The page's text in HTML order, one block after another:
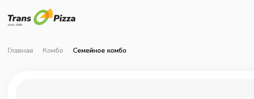
Главная Комбо Семейное комбо